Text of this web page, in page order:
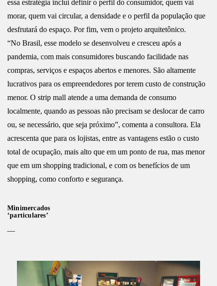
essa estratégia inclui definir o perfil do consumidor, quem vai
morar, quem vai circular, a densidade e o perfil da população que
desfrutará do espaço. Por fim, vem o projeto arquitetônico.
“No Brasil, esse modelo se desenvolveu e cresceu após a
pandemia, com mais consumidores buscando facilidade nas
compras, serviços e espaços abertos e menores. São altamente
lucrativos para os empreendedores por terem custo de construção
menor. O strip mall atende a uma demanda de consumo
localmente, quando as pessoas não precisam se deslocar de carro
ou, se necessário, que seja próximo”, comenta a consultora. Ela
acrescenta que para os lojistas, entre as vantagens estão o custo
total de ocupação, mais alto que em um ponto de rua, mas menor
que em um shopping tradicional, e com os benefícios de um
shopping, como conforto e segurança.
Minimercados
‘particulares’
—